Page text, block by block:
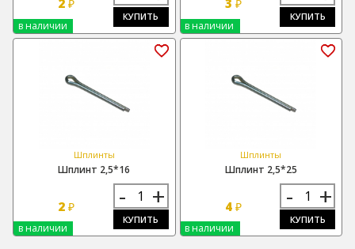
2₽
КУПИТЬ
в наличии
3 ₽
КУПИТЬ
в наличии
Шплинты
Шплинт 2,5*16
2₽ - +
КУПИТЬ
в наличии
Шплинты
Шплинт 2,5*25
4 ₽ - +
КУПИТЬ
в наличии